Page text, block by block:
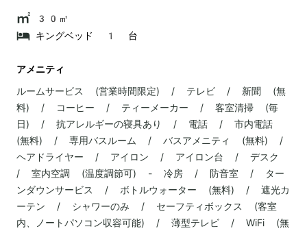
30㎡
キングベッド 1 台
アメニティ
ルームサービス (営業時間限定) / テレビ / 新聞 (無
料) / コーヒー / ティーメーカー / 客室清掃 (毎
日) / 抗アレルギーの寝具あり / 電話 / 市内電話
(無料) / 専用バスルーム / バスアメニティ (無料) /
ヘアドライヤー / アイロン / アイロン台 / デスク
/ 室内空調 (温度調節可) - 冷房 / 防音室 / ター
ンダウンサービス / ボトルウォーター (無料) / 遮光カ
ーテン / シャワーのみ / セーフティボックス (客室
内、ノートパソコン収容可能) / 薄型テレビ / WiFi (無